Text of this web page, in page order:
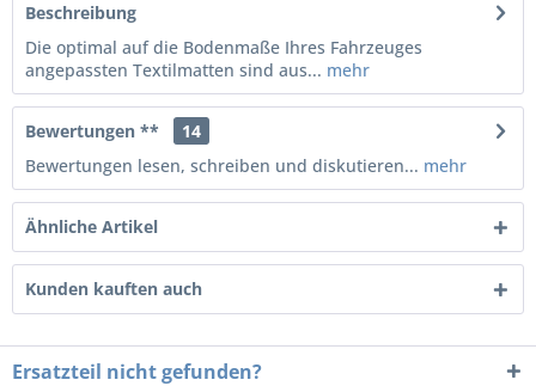
Beschreibung
Die optimal auf die Bodenmaße Ihres Fahrzeuges
angepassten Textilmatten sind aus... mehr
Bewertungen **
14
Bewertungen lesen, schreiben und diskutieren... mehr
Ähnliche Artikel
Kunden kauften auch
Ersatzteil nicht gefunden?